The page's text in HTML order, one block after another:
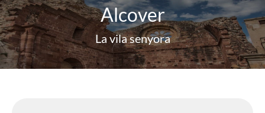
Alcover
La vila senyora